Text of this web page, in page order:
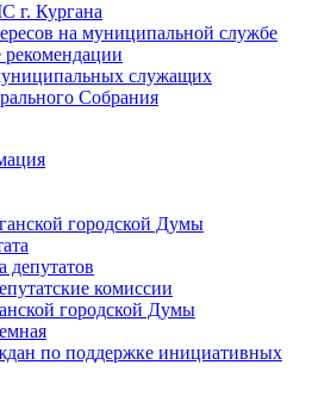
г. Кургана
на муниципальной службе
служащих
Cобрания
городской Думы
депутатов
комиссии
городской Думы
по поддержке инициативных